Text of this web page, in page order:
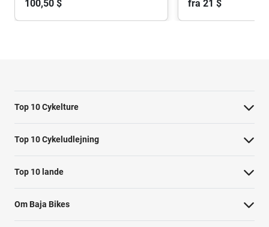
100,50 $ fra 21 $
Top 10 Cykelture
Cykeltur i Barcelona: højdepunkterne
Cykeltur i Berlin: højdepunkterne
Tur til Paris: højdepunkter
Rom højdepunkter cykeltur
Cykeltur til Amsterdams højdepunkter
Top 10 Cykeludlejning
Barcelona Cykeludlejning
Berlin Cykeludlejning
Paris Cykeludlejning
Top 10 lande
Cykelture i Holland
Cykelture i Portugal
Om Baja Bikes